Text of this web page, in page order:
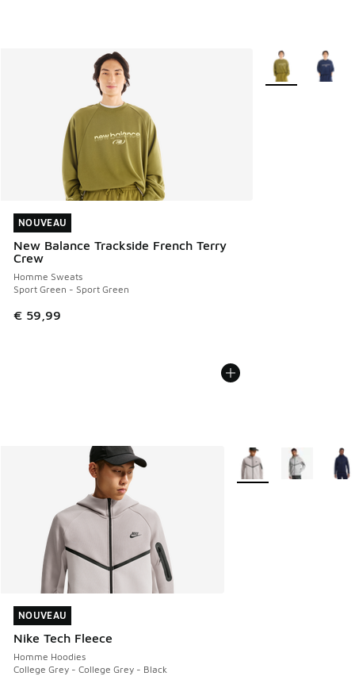
NOUVEAU
New Balance Trackside French Terry
Crew
Homme Sweats
Sport Green - Sport Green
€ 59,99
NOUVEAU
Plus de couleurs
NOUVEAU
Nike Tech Fleece
Homme Hoodies
College Grey - College Grey - Black
NOUVEAU
Plus de couleurs